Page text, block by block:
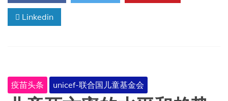
源
Linkedin
疫苗头条 unicef-联合国儿童基金会